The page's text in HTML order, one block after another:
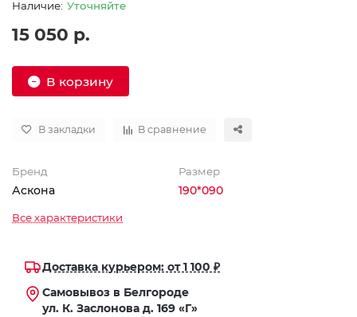
Уточняйте
15 050 р.
В корзину
В закладки В сравнение
Бренд
Аскона
Размер
190*090
Все характеристики
Доставка курьером: от 1 100 ₽
Самовывоз в Белгороде
ул. К. Заслонова д. 169 «Г»